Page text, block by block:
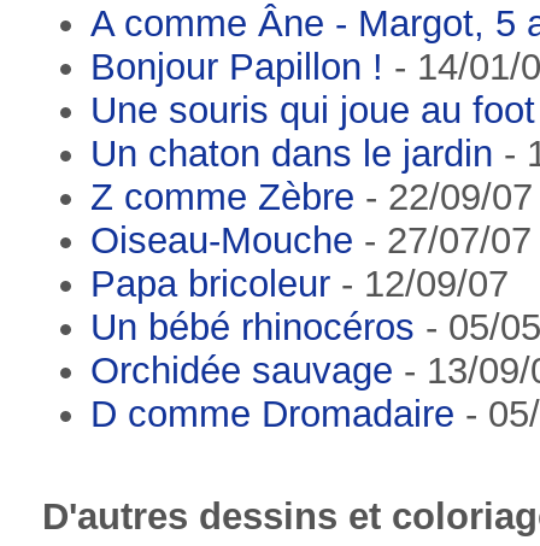
A comme Âne - Margot, 5
Bonjour Papillon ! - 14/01/
Une souris qui joue au foot
Un chaton dans le jardin -
Z comme Zèbre - 22/09/07
Oiseau-Mouche - 27/07/07
Papa bricoleur - 12/09/07
Un bébé rhinocéros - 05/
Orchidée sauvage - 13/09/
D comme Dromadaire -
D'autres dessins et